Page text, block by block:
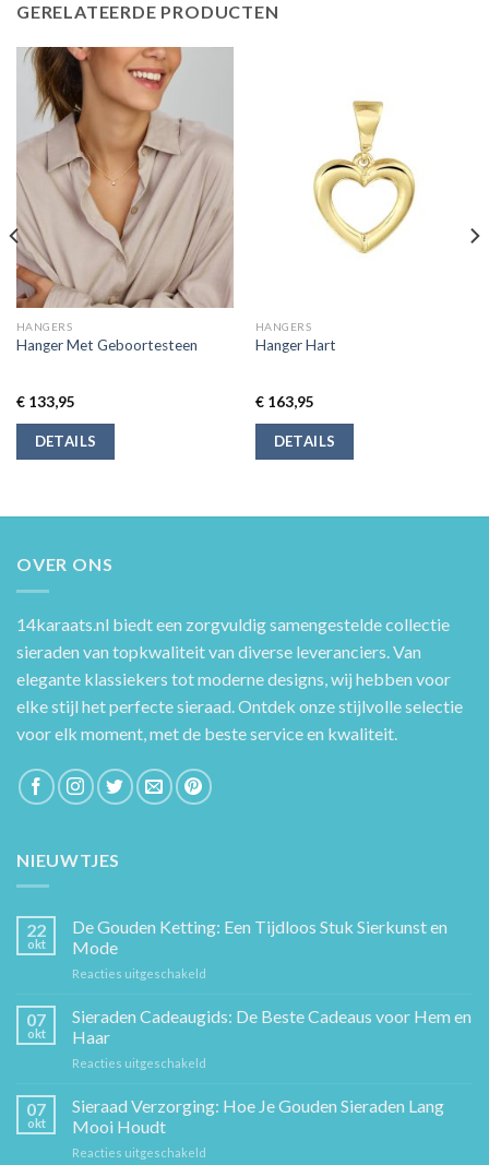
GERELATEERDE PRODUCTEN
HANGERS
Hanger Met Geboortesteen
€133,95
DETAILS
HANGERS
Hanger Hart
€163,95
DETAILS
OVER ONS
14karaats.nl biedt een zorgvuldig samengestelde collectie
sieraden van topkwaliteit van diverse leveranciers. Van
elegante klassiekers tot moderne designs, wij hebben voor
elke stijl het perfecte sieraad. Ontdek onze stijlvolle selectie
voor elk moment, met de beste service en kwaliteit.
NIEUWTJES
22
okt
De Gouden Ketting: Een Tijdloos Stuk Sierkunst en
Mode
Reacties uitgeschakeld
Gouden
Sierkunst
07
okt
Sieraden Cadeaugids: De Beste Cadeaus voor Hem en
Haar
Reacties uitgeschakeld
Cadeaugids:
De
07
okt
Sieraad Verzorging: Hoe Je Gouden Sieraden Lang
Mooi Houdt
Reacties uitgeschakeld